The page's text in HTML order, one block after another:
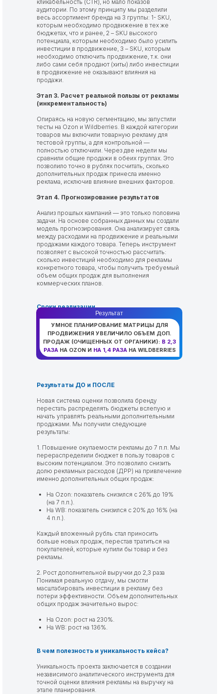
кликабельность (CTR), но мало показов
аудитории. По этому принципу мы разделили
весь ассортимент бренда на 3 группы: 1- SKU,
которым необходимо продвижение в тех же
бюджетах, что и ранее, 2 – SKU высокого
потенциала, которым необходимо было усилить
инвестиции в продвижение, 3 – SKU, которым
необходимо отключить продвижение, т.к. они
либо сами себя продают (хиты) либо инвестиции
в продвижение не оказывают влияния на
продажи.
Этап 3. Расчет реальной пользы от рекламы
(инкрементальность)
Опираясь на новую сегментацию, мы запустили
тесты на Ozon и Wildberries. В каждой категории
товаров мы включили товарную рекламу для
тестовой группы, а для контрольной —
полностью отключили. Через две недели мы
сравнили общие продажи в обеих группах. Это
позволило точно в рублях посчитать, сколько
дополнительных продаж принесла именно
реклама, исключив влияние внешних факторов.
Этап 4. Прогнозирование результатов
Анализ прошлых кампаний — это только половина
задачи. На основе собранных данных мы создали
модель прогнозирования. Она анализирует связь
между расходами на продвижение и реальными
продажами каждого товара. Теперь инструмент
позволяет с высокой точностью рассчитать:
сколько инвестиций необходимо для рекламы
конкретного товара, чтобы получить требуемый
объем общих продаж для выполнения
коммерческих планов.
Сроки реализации
01.10.2025 — 30.04.2026
Результаты ДО и ПОСЛЕ
Новая система оценки позволила бренду
перестать распределять бюджеты вслепую и
начать управлять реальными дополнительными
продажами. Мы получили следующие
результаты:
1. Повышение окупаемости рекламы до 7 п.п. Мы
перераспределили бюджет в пользу товаров с
высоким потенциалом. Это позволило снизить
долю рекламных расходов (ДРР) на привлечение
именно дополнительных общих продаж:
На Ozon: показатель снизился с 26% до 19%
(на 7 п.п.).
На WB: показатель снизился с 20% до 16% (на
4 п.п.).
Каждый вложенный рубль стал приносить
больше новых продаж, перестав тратиться на
покупателей, которые купили бы товар и без
рекламы.
2. Рост дополнительной выручки до 2,3 раза
Понимая реальную отдачу, мы смогли
масштабировать инвестиции в рекламу без
потери эффективности. Объем дополнительных
общих продаж значительно вырос:
На Ozon: рост на 230%.
На WB: рост на 136%.
В чем полезность и уникальность кейса?
Уникальность проекта заключается в создании
независимого аналитического инструмента для
точной оценки влияния рекламы на выручку на
этапе планирования.
Результат
УМНОЕ ПЛАНИРОВАНИЕ МАТРИЦЫ ДЛЯ
ПРОДВИЖЕНИЯ УВЕЛИЧИЛО ОБЪЕМ ДОП.
ПРОДАЖ (ОЧИЩЕННЫХ ОТ ОРГАНИКИ): В 2,3
РАЗАНА OZON И НА 1,4 РАЗАНА WILDBERRIES